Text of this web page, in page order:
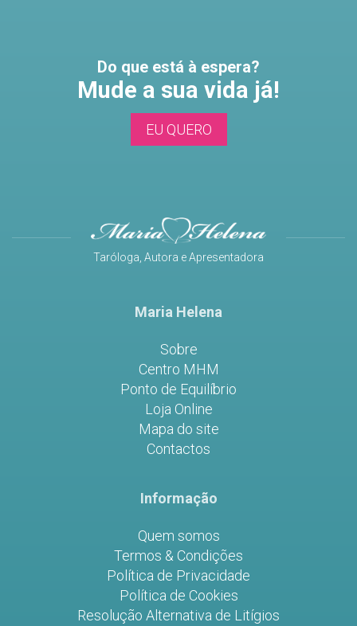
Do que está à espera?
Mude a sua vida já!
EU QUERO
Taróloga, Autora e Apresentadora
Maria Helena
Sobre
Centro MHM
Ponto de Equilíbrio
Loja Online
Mapa do site
Contactos
Informação
Quem somos
Termos & Condições
Política de Privacidade
Política de Cookies
Resolução Alternativa de Litígios